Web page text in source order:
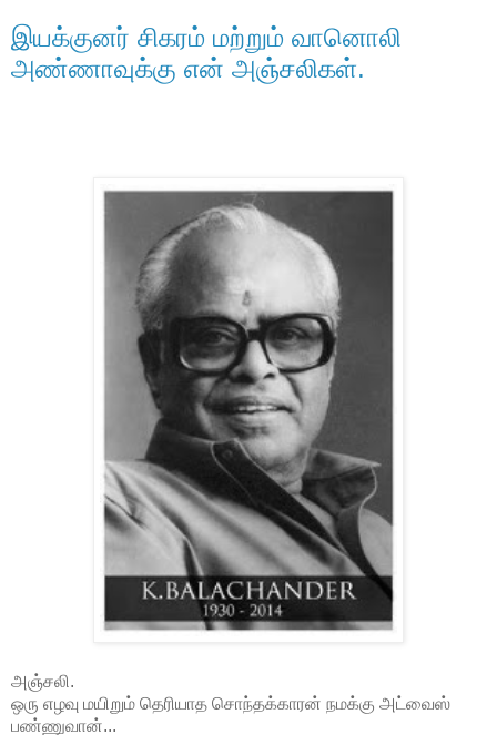
இயக்குனர் சிகரம் மற்றும் வானொலி
அண்ணாவுக்கு என் அஞ்சலிகள்.
அஞ்சலி.
ஒரு எழவு மயிறும் தெரியாத சொந்தக்காரன் நமக்கு அட்வைஸ்
பண்ணுவான்...